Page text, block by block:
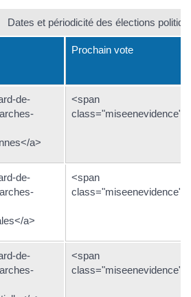
Dates et périodicité des élections
Prochain vote
de-
a>
<span
de-
a>
<span
de-
<span